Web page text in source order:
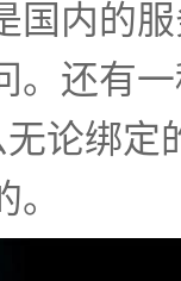
国内的
。还有
无论绑定